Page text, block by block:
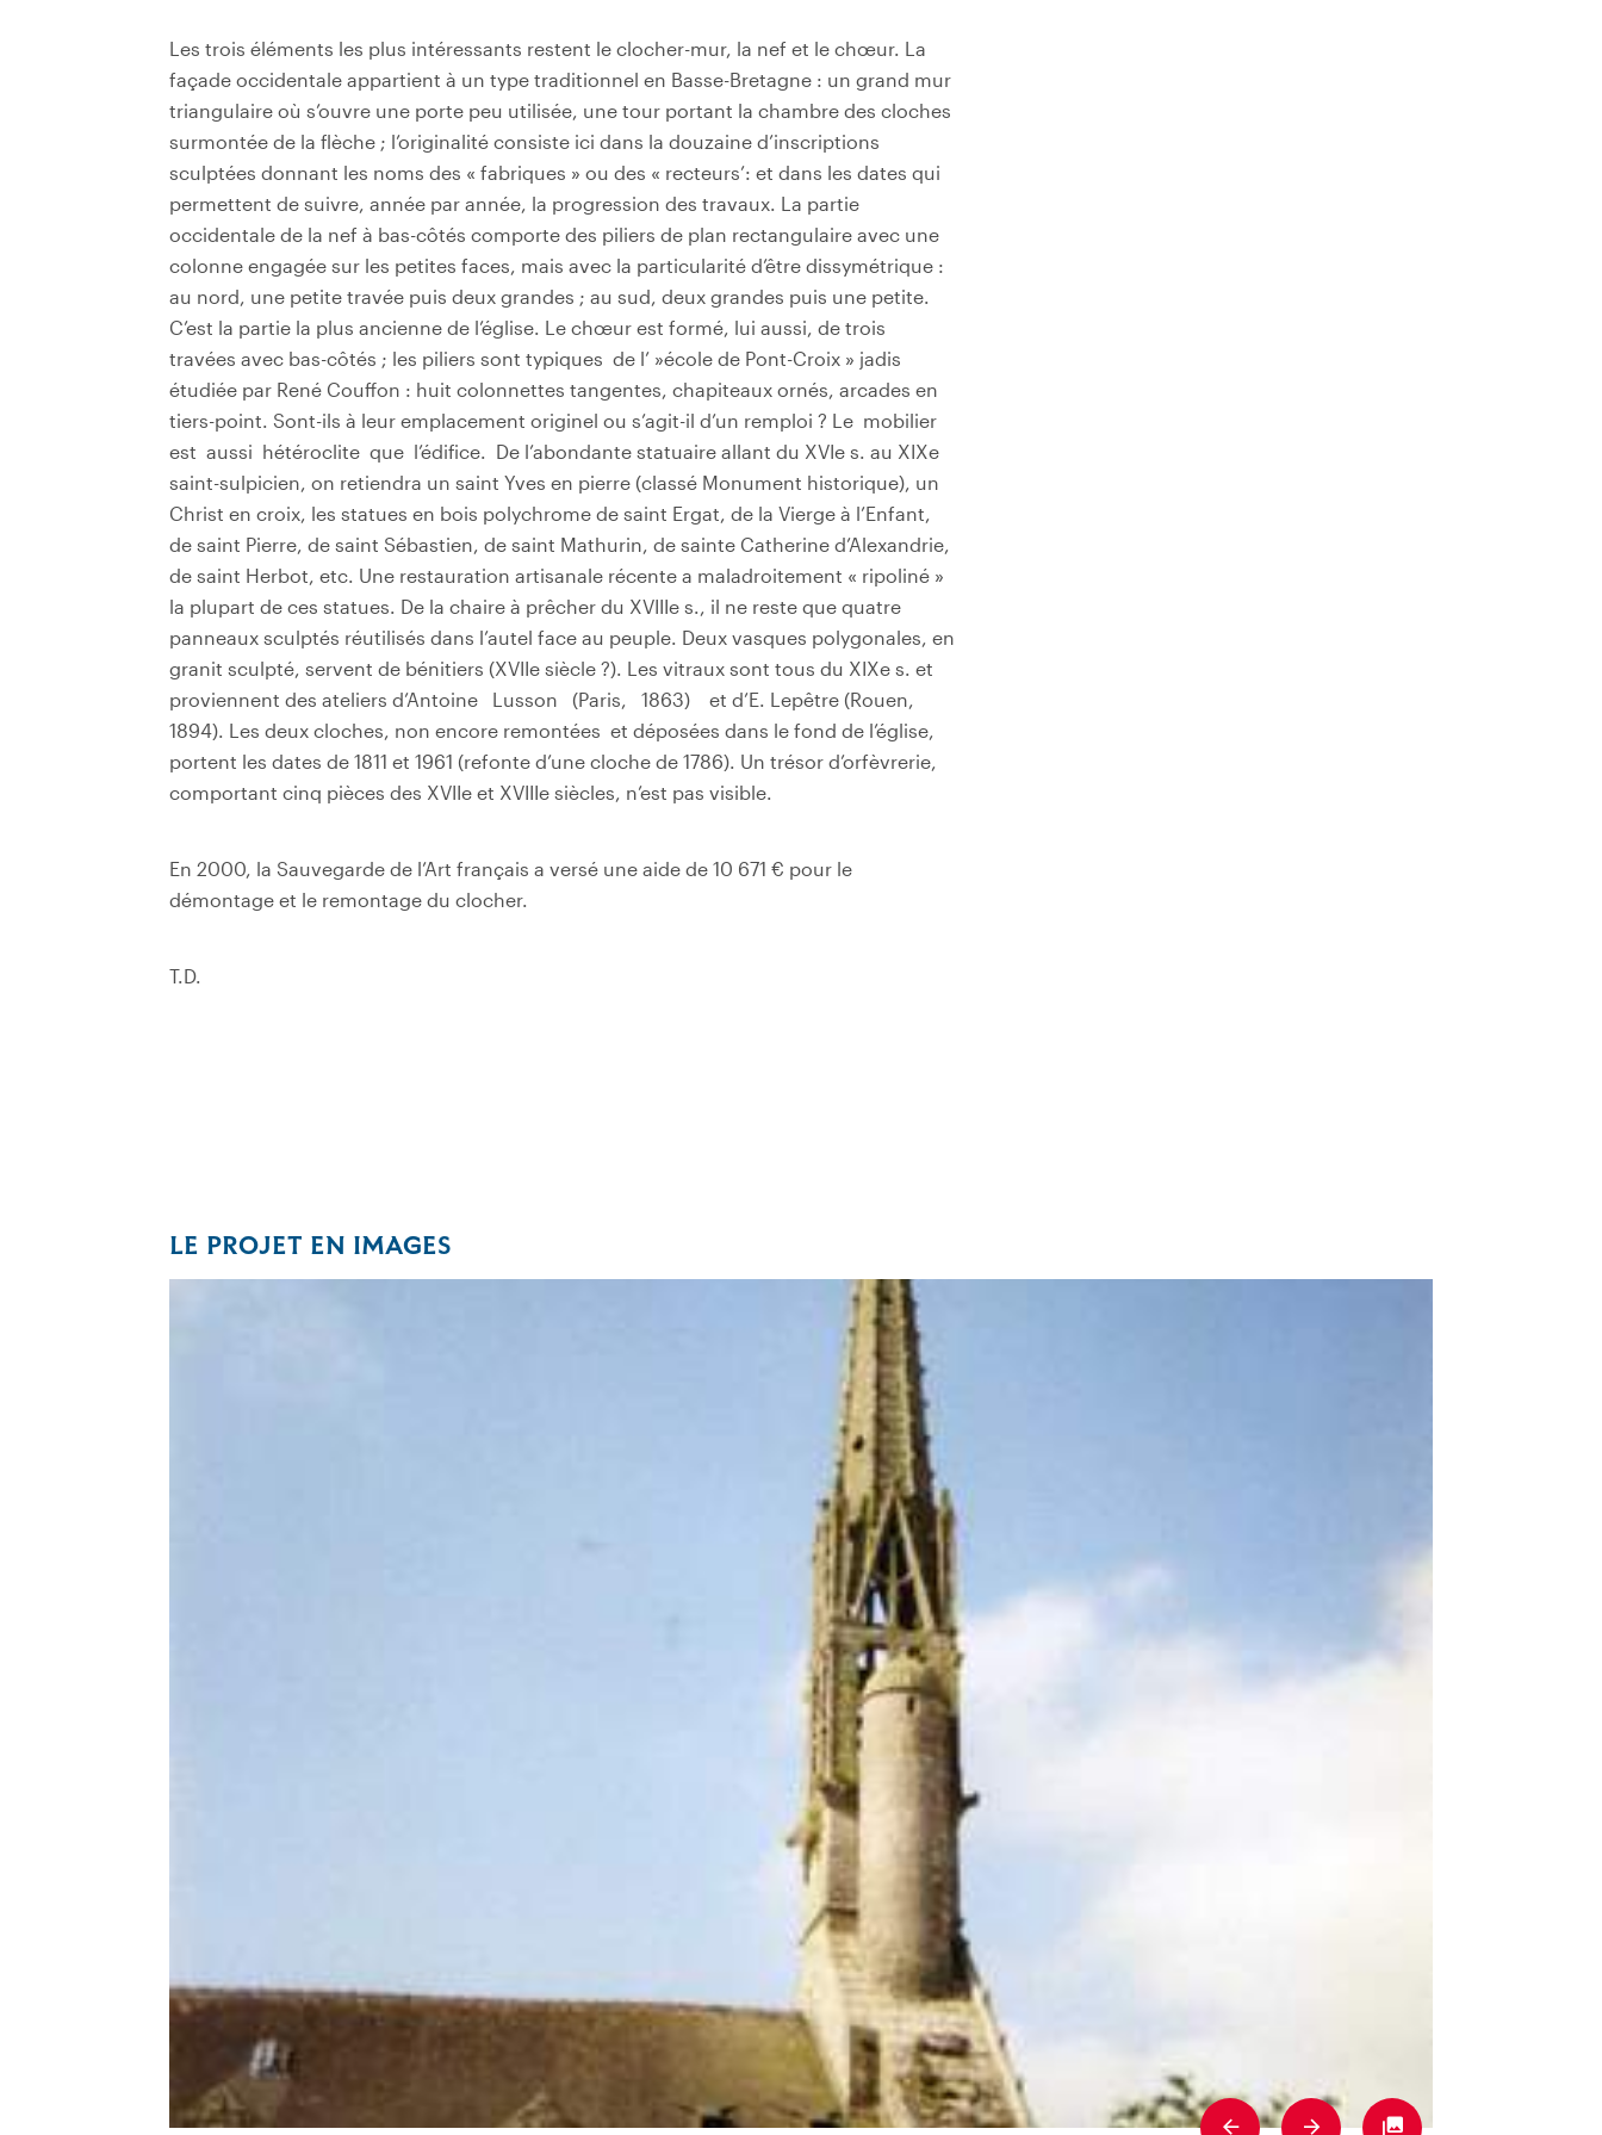
Les trois éléments les plus intéressants restent le clocher-mur, la nef et le chœur. La
façade occidentale appartient à un type traditionnel en Basse-Bretagne : un grand mur
triangulaire où s’ouvre une porte peu utilisée, une tour portant la chambre des cloches
surmontée de la flèche ; l’originalité consiste ici dans la douzaine d’inscriptions
sculptées donnant les noms des « fabriques » ou des « recteurs’: et dans les dates qui
permettent de suivre, année par année, la progression des travaux. La partie
occidentale de la nef à bas-côtés comporte des piliers de plan rectangulaire avec une
colonne engagée sur les petites faces, mais avec la particularité d’être dissymétrique :
au nord, une petite travée puis deux grandes ; au sud, deux grandes puis une petite.
C’est la partie la plus ancienne de l’église. Le chœur est formé, lui aussi, de trois
travées avec bas-côtés ; les piliers sont typiques de l’ »école de Pont-Croix » jadis
étudiée par René Couffon : huit colonnettes tangentes, chapiteaux ornés, arcades en
tiers-point. Sont-ils à leur emplacement originel ou s’agit-il d’un remploi ? Le mobilier
est aussi hétéroclite que l’édifice. De l’abondante statuaire allant du XVIe s. au XIXe
saint-sulpicien, on retiendra un saint Yves en pierre (classé Monument historique), un
Christ en croix, les statues en bois polychrome de saint Ergat, de la Vierge à l’Enfant,
de saint Pierre, de saint Sébastien, de saint Mathurin, de sainte Catherine d’Alexandrie,
de saint Herbot, etc. Une restauration artisanale récente a maladroitement « ripoliné »
la plupart de ces statues. De la chaire à prêcher du XVIIIe s., il ne reste que quatre
panneaux sculptés réutilisés dans l’autel face au peuple. Deux vasques polygonales, en
granit sculpté, servent de bénitiers (XVIIe siècle ?). Les vitraux sont tous du XIXe s. et
proviennent des ateliers d’Antoine Lusson (Paris, 1863) et d’E. Lepêtre (Rouen,
1894). Les deux cloches, non encore remontées et déposées dans le fond de l’église,
portent les dates de 1811 et 1961 (refonte d’une cloche de 1786). Un trésor d’orfèvrerie,
comportant cinq pièces des XVIIe et XVIIIe siècles, n’est pas visible.
En 2000, la Sauvegarde de l’Art français a versé une aide de 10 671 € pour le
démontage et le remontage du clocher.
T.D.
LE PROJET EN IMAGES
PreviousNext Fullscreen